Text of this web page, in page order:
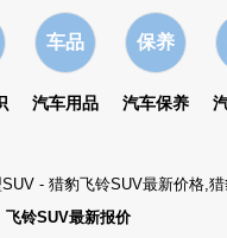
车品
汽车用品
保养
汽车保养
- 猎豹飞铃SUV最新价格,
飞铃SUV最新报价